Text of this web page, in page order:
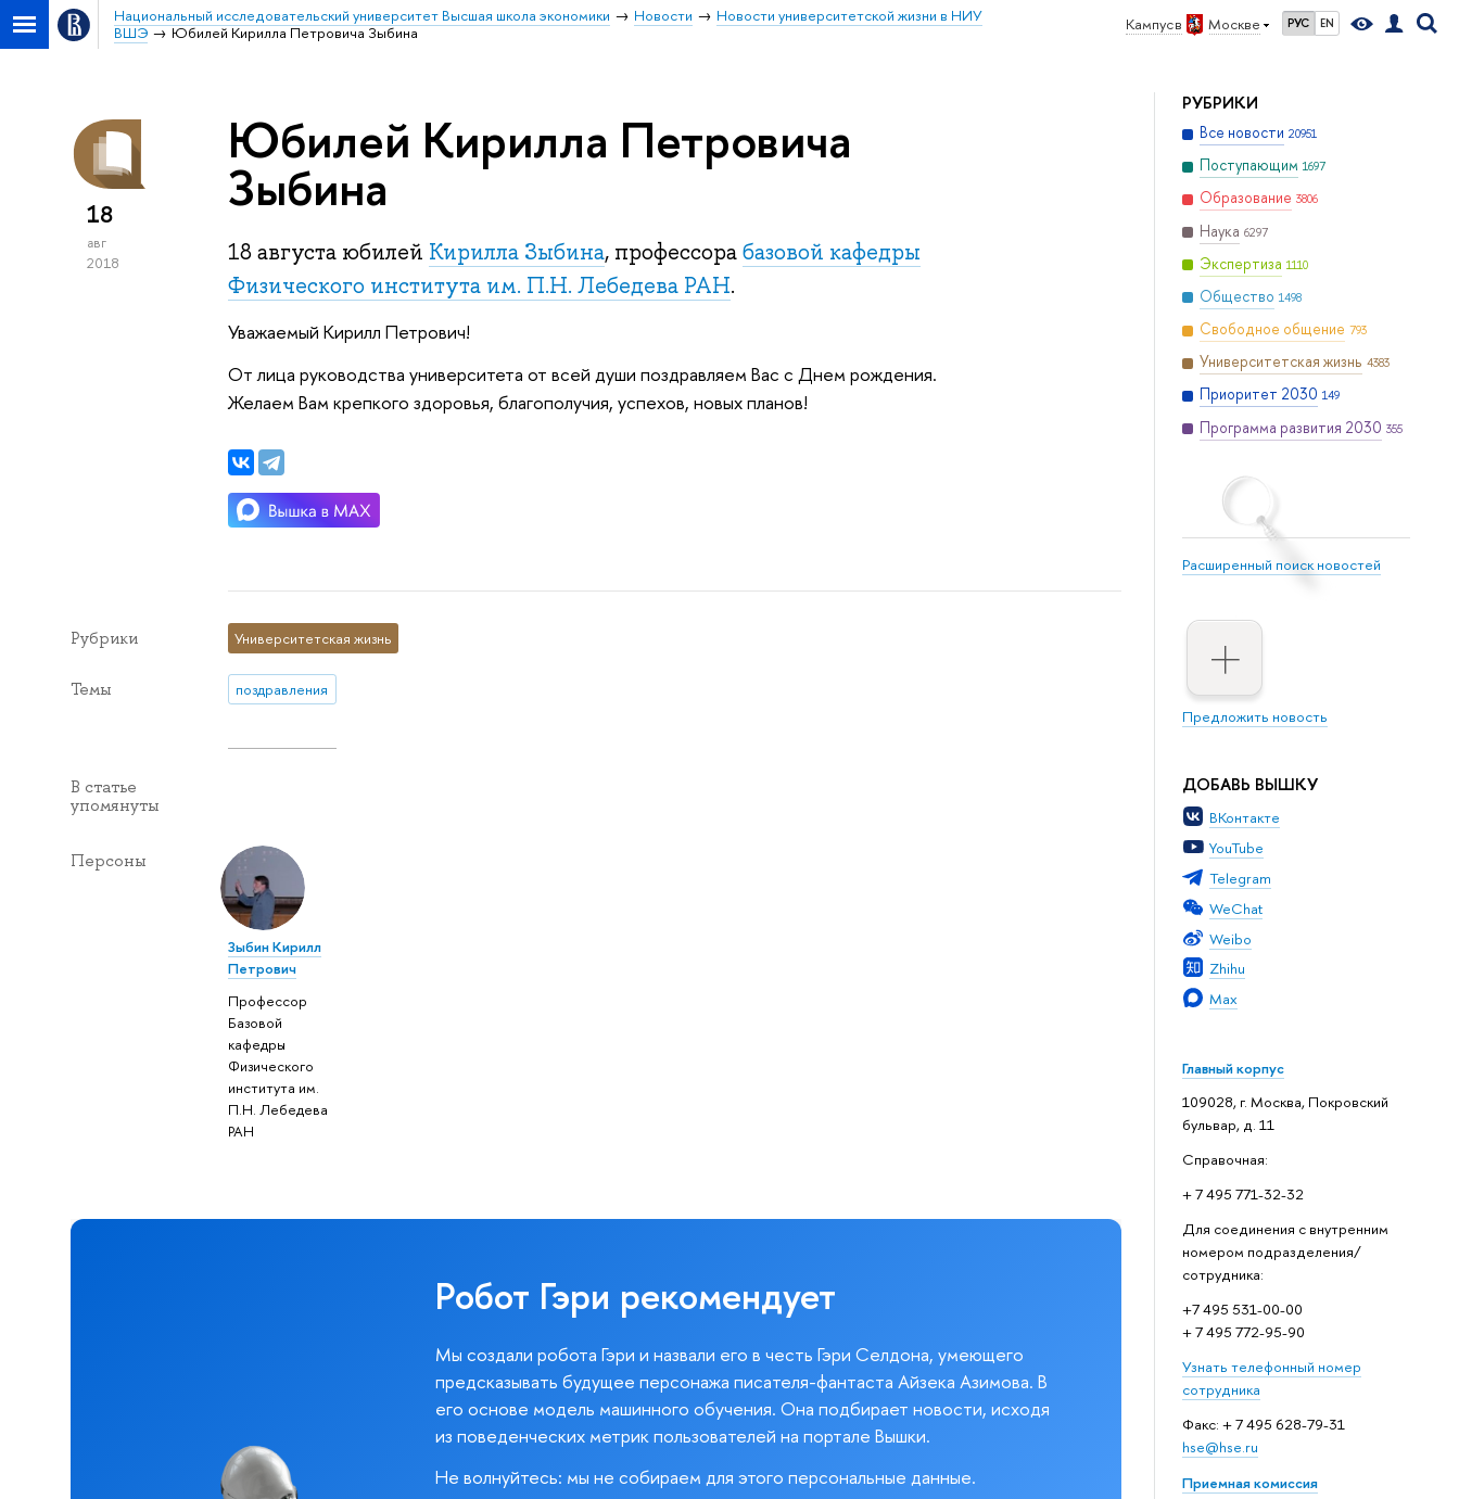
Кампус в Москве РУС EN
Национальный исследовательский университет Высшая школа экономики Новости
Новости университетской жизни в НИУ
ВШЭ
Юбилей Кирилла Петровича Зыбина
РУБРИКИ
Все новости 20951
Поступающим 1697
Образование 3806
Наука 6297
Экспертиза 1110
Общество 1498
Свободное общение 793
Университетская жизнь 4383
Приоритет 2030 149
Программа развития 2030 355
Расширенный поиск новостей
Предложить новость
ДОБАВЬ ВЫШКУ
ВКонтакте
YouTube
Telegram
WeChat
Weibo
Zhihu
Max
Главный корпус
109028, г. Москва, Покровский
бульвар, д. 11
Справочная:
+ 7 495 771-32-32
Для соединения с внутренним
номером подразделения/
сотрудника:
+7 495 531-00-00
+ 7 495 772-95-90
Узнать телефонный номер
сотрудника
Факс: + 7 495 628-79-31
hse@hse.ru
Приемная комиссия
18
авг
2018
Юбилей Кирилла Петровича
Зыбина
18 августа юбилей Кирилла Зыбина, профессорабазовой кафедры
Физического института им. П.Н. Лебедева РАН.
Уважаемый Кирилл Петрович!
От лица руководства университета от всей души поздравляем Вас с Днем рождения.
Желаем Вам крепкого здоровья, благополучия, успехов, новых планов!
Рубрики Университетская жизнь
Темы поздравления
В статье
упомянуты
Персоны
Зыбин Кирилл
Петрович
Профессор
Базовой
кафедры
Физического
института им.
П.Н. Лебедева
РАН
Робот Гэри рекомендует
Мы создали робота Гэри и назвали его в честь Гэри Селдона, умеющего
предсказывать будущее персонажа писателя-фантаста Айзека Азимова. В
его основе модель машинного обучения. Она подбирает новости, исходя
из поведенческих метрик пользователей на портале Вышки.
Не волнуйтесь: мы не собираем для этого персональные данные.